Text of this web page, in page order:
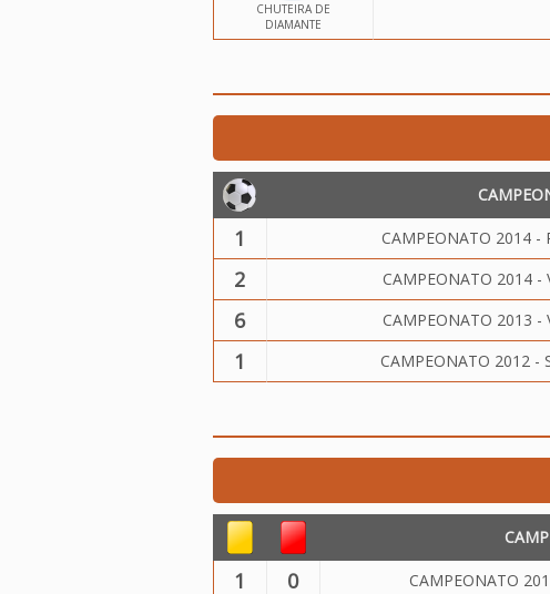
CHUTEIRA DE
DIAMANTE
1 CAMPEONATO 2014 -
2 CAMPEONATO 2014 -
6 CAMPEONATO 2013 -
1 CAMPEONATO 2012 -
1 0 CAMPEONATO